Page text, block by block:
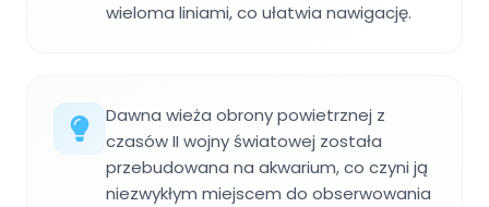
wieloma liniami, co ułatwia nawigację.
Dawna wieża obrony powietrznej z
czasów II wojny światowej została
przebudowana na akwarium, co czyni ją
niezwykłym miejscem do obserwowania